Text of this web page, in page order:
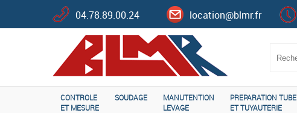
04.78.89.00.24 location@blmr.fr
CONTROLE
ET MESURE
SOUDAGE
MANUTENTION
LEVAGE
PREPARATION TUBE
ET TUYAUTERIE